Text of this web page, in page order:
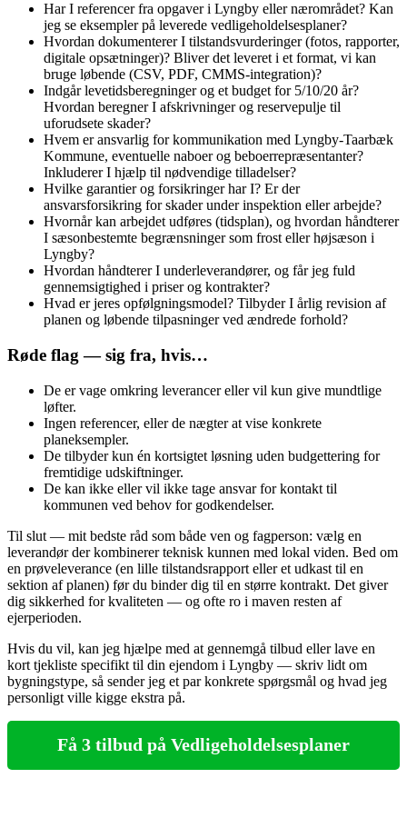
Har I referencer fra opgaver i Lyngby eller nærområdet? Kan
jeg se eksempler på leverede vedligeholdelsesplaner?
Hvordan dokumenterer I tilstandsvurderinger (fotos, rapporter,
digitale opsætninger)? Bliver det leveret i et format, vi kan
bruge løbende (CSV, PDF, CMMS‑integration)?
Indgår levetidsberegninger og et budget for 5/10/20 år?
Hvordan beregner I afskrivninger og reservepulje til
uforudsete skader?
Hvem er ansvarlig for kommunikation med Lyngby‑Taarbæk
Kommune, eventuelle naboer og beboerrepræsentanter?
Inkluderer I hjælp til nødvendige tilladelser?
Hvilke garantier og forsikringer har I? Er der
ansvarsforsikring for skader under inspektion eller arbejde?
Hvornår kan arbejdet udføres (tidsplan), og hvordan håndterer
I sæsonbestemte begrænsninger som frost eller højsæson i
Lyngby?
Hvordan håndterer I underleverandører, og får jeg fuld
gennemsigtighed i priser og kontrakter?
Hvad er jeres opfølgningsmodel? Tilbyder I årlig revision af
planen og løbende tilpasninger ved ændrede forhold?
Røde flag — sig fra, hvis…
De er vage omkring leverancer eller vil kun give mundtlige
løfter.
Ingen referencer, eller de nægter at vise konkrete
planeksempler.
De tilbyder kun én kortsigtet løsning uden budgettering for
fremtidige udskiftninger.
De kan ikke eller vil ikke tage ansvar for kontakt til
kommunen ved behov for godkendelser.
Til slut — mit bedste råd som både ven og fagperson: vælg en
leverandør der kombinerer teknisk kunnen med lokal viden. Bed om
en prøveleverance (en lille tilstandsrapport eller et udkast til en
sektion af planen) før du binder dig til en større kontrakt. Det giver
dig sikkerhed for kvaliteten — og ofte ro i maven resten af
ejerperioden.
Hvis du vil, kan jeg hjælpe med at gennemgå tilbud eller lave en
kort tjekliste specifikt til din ejendom i Lyngby — skriv lidt om
bygningstype, så sender jeg et par konkrete spørgsmål og hvad jeg
personligt ville kigge ekstra på.
Få 3 tilbud på Vedligeholdelsesplaner